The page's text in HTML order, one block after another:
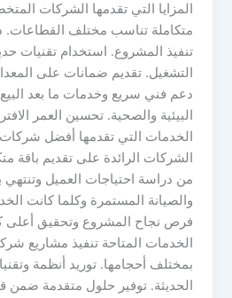
المزايا التي تقدمها الشركات
متكاملة تناسب مختلف القطاعات.
تنفيذ المشروع. استخدام تقنيات
التشغيل. تقديم ضمانات على
دعم فني سريع وخدمات ما بعد البيع.
البيئية والصحية. تحسين العمر
الخدمات التي تقدمها أفضل شركات
الشركات الرائدة على تقديم باقة
من دراسة احتياجات العميل
والصيانة المستمرة وكلما كانت
فرص نجاح المشروع وتحقيق أعلى
الخدمات المتاحة تنفيذ مشاريع
الحديثة. توفير حلول متقدمة